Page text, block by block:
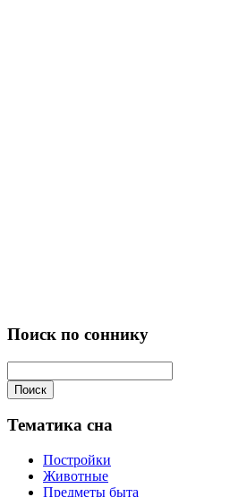
Поиск по соннику
Поиск
Тематика сна
Постройки
Животные
Предметы быта